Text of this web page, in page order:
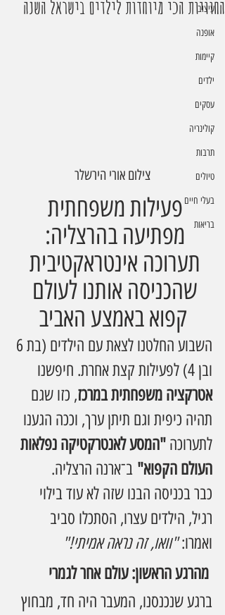
עיצוב
אופנה
קיימות
ילדים
עסקים
קולינריה
תרבות
טיולים
בעלי חיים
בריאות
החוויות הכי מיוחדות לילדים בישראל השנה
צילום אורי הירשלר
פעילות משפחתית
מפתיעה בהרצליה:
תערוכה אינטראקטיבית
שהכניסה אותנו לעולם
קפוא באמצע האביב
ובן 4) לפעילות קצת אחרת. חיפשנו
אטרקציה משפחתית במרכז, כזו שגם
תהיה כיפית וגם תיתן ערך, וככה הגענו
לתערוכה "המסע לאנטרקטיקה נפלאות
העולם הקפוא" ב־ארנה הרצליה.
כבר בכניסה הבנו שזה לא עוד בילוי
רגיל, הילדים עצרו, הסתכלו סביב
ואמרו: "וואו, זה נראה אמיתי!"
ברגע שנכנסנו, המעבר היה חד, מבחוץ